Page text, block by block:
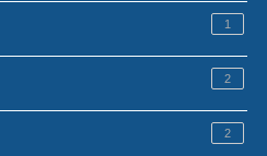
1
2
2